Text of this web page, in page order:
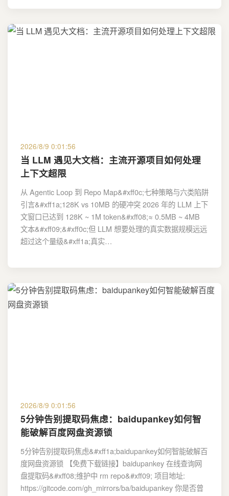
2026/8/9 0:01:56
当 LLM 遇见大文档：主流开源项目如何处理
上下文超限
从 Agentic Loop 到 Repo Map&#xff0c;七种策略与六类陷阱
引言&#xff1a;128K vs 10MB 的硬冲突 2026 年的 LLM 上下
文窗口已达到 128K ~ 1M token&#xff08;≈ 0.5MB ~ 4MB
文本&#xff09;&#xff0c;但 LLM 想要处理的真实数据规模远远
超过这个量级&#xff1a;真实…
2026/8/9 0:01:56
5分钟告别提取码焦虑：baidupankey如何智
能破解百度网盘资源锁
5分钟告别提取码焦虑&#xff1a;baidupankey如何智能破解百
度网盘资源锁 【免费下载链接】baidupankey 在线查询网
盘提取码&#xff08;维护中 rm repo&#xff09; 项目地址:
https://gitcode.com/gh_mirrors/ba/baidupankey 你是否曾